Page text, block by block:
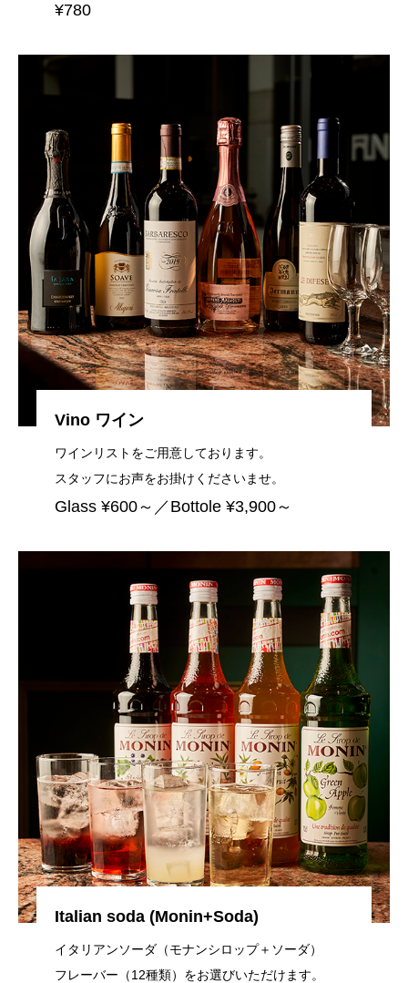
¥780
Vino ワイン
ワインリストをご用意しております。
スタッフにお声をお掛けくださいませ。
Glass ¥600～／Bottole ¥3,900～
Italian soda (Monin+Soda)
イタリアンソーダ（モナンシロップ＋ソーダ）
フレーバー（12種類）をお選びいただけます。